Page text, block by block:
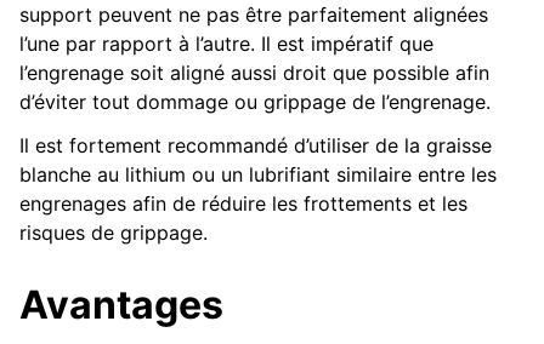
support peuvent ne pas être parfaitement alignées
l’une par rapport à l’autre. Il est impératif que
l’engrenage soit aligné aussi droit que possible afin
d’éviter tout dommage ou grippage de l’engrenage.
Il est fortement recommandé d’utiliser de la graisse
blanche au lithium ou un lubrifiant similaire entre les
engrenages afin de réduire les frottements et les
risques de grippage.
Avantages